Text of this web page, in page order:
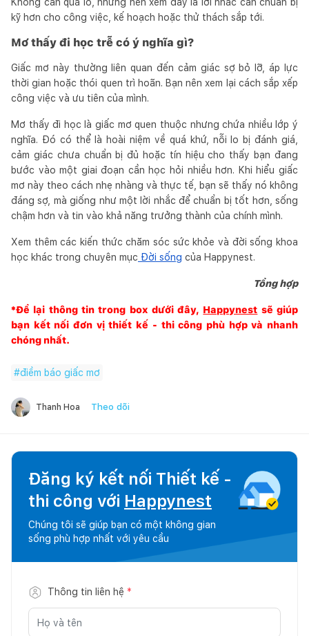
kỹ hơn cho công việc, kế hoạch hoặc thử thách sắp tới.
Mơ thấy đi học trễ có ý nghĩa gì?
Giấc mơ này thường liên quan đến cảm giác sợ bỏ lỡ, áp lực
thời gian hoặc thói quen trì hoãn. Bạn nên xem lại cách sắp xếp
công việc và ưu tiên của mình.
Mơ thấy đi học là giấc mơ quen thuộc nhưng chứa nhiều lớp ý
nghĩa. Đó có thể là hoài niệm về quá khứ, nỗi lo bị đánh giá,
cảm giác chưa chuẩn bị đủ hoặc tín hiệu cho thấy bạn đang
bước vào một giai đoạn cần học hỏi nhiều hơn. Khi hiểu giấc
mơ này theo cách nhẹ nhàng và thực tế, bạn sẽ thấy nó không
đáng sợ, mà giống như một lời nhắc để chuẩn bị tốt hơn, sống
chậm hơn và tin vào khả năng trưởng thành của chính mình.
Xem thêm các kiến thức chăm sóc sức khỏe và đời sống khoa
học khác trong chuyên mục Đời sống của Happynest.
Tổng hợp
*Để lại thông tin trong box dưới đây, Happynest sẽ giúp
bạn kết nối đơn vị thiết kế - thi công phù hợp và nhanh
chóng nhất.
#điềm báo giấc mơ
Thanh Hoa Theo dõi
Đăng ký kết nối Thiết kế -
thi công với Happynest
Chúng tôi sẽ giúp bạn có một không gian
sống phù hợp nhất với yêu cầu
Thông tin liên hệ *